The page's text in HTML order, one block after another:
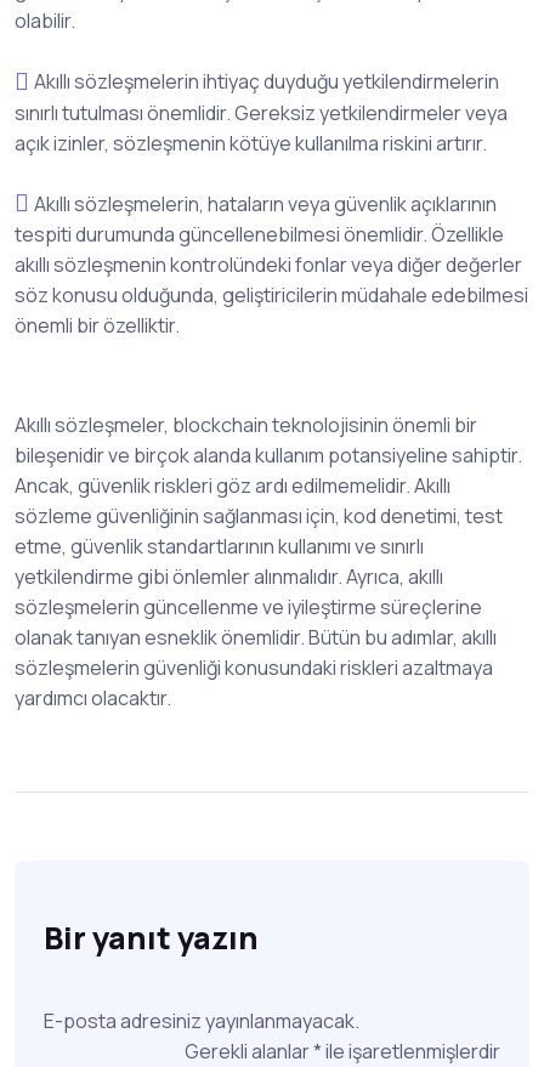
olabilir.
Akıllı sözleşmelerin ihtiyaç duyduğu yetkilendirmelerin
sınırlı tutulması önemlidir. Gereksiz yetkilendirmeler veya
açık izinler, sözleşmenin kötüye kullanılma riskini artırır.
Akıllı sözleşmelerin, hataların veya güvenlik açıklarının
tespiti durumunda güncellenebilmesi önemlidir. Özellikle
akıllı sözleşmenin kontrolündeki fonlar veya diğer değerler
söz konusu olduğunda, geliştiricilerin müdahale edebilmesi
önemli bir özelliktir.
Akıllı sözleşmeler, blockchain teknolojisinin önemli bir
bileşenidir ve birçok alanda kullanım potansiyeline sahiptir.
Ancak, güvenlik riskleri göz ardı edilmemelidir. Akıllı
sözleme güvenliğinin sağlanması için, kod denetimi, test
etme, güvenlik standartlarının kullanımı ve sınırlı
yetkilendirme gibi önlemler alınmalıdır. Ayrıca, akıllı
sözleşmelerin güncellenme ve iyileştirme süreçlerine
olanak tanıyan esneklik önemlidir. Bütün bu adımlar, akıllı
sözleşmelerin güvenliği konusundaki riskleri azaltmaya
yardımcı olacaktır.
Bir yanıt yazın
E-posta adresiniz yayınlanmayacak.
Gerekli alanlar*ile işaretlenmişlerdir